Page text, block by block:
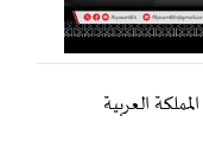
العربية